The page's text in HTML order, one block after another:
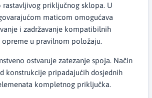
rastavljivog priključnog sklopa. U
maticom omogućava
i zadržavanje kompatibilnih
u pravilnom položaju.
ostvaruje zatezanje spoja. Način
konstrukcije pripadajućih dosjednih
kompletnog priključka.